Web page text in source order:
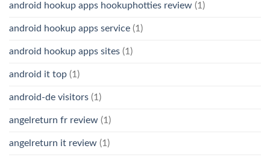
android hookup apps hookuphotties review (1)
android hookup apps service (1)
android hookup apps sites (1)
android it top (1)
android-de visitors (1)
angelreturn fr review (1)
angelreturn it review (1)